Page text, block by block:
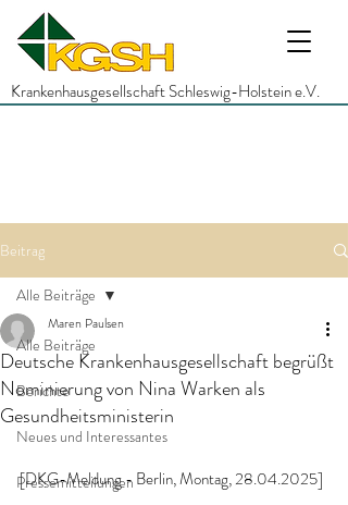
Krankenhausgesellschaft Schleswig-Holstein e.V.
Beitrag
Alle Beiträge
Berichte
Neues und Interessantes
Pressemitteilungen
Alle Beiträge
Deutsche Krankenhausgesellschaft begrüßt
Nominierung von Nina Warken als
Gesundheitsministerin
Maren Paulsen
[DKG-Meldung - Berlin, Montag, 28.04.2025]